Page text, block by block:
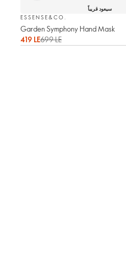
سيعود قريباً
ESSENSE&CO.
Garden Symphony Hand Mask
419 LE699 LE